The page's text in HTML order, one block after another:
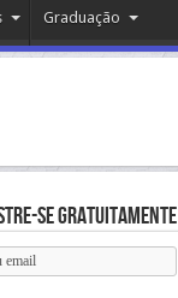
Graduação
se gratuitamente